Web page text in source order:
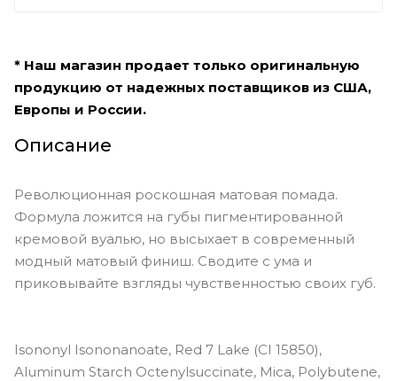
* Наш магазин продает только оригинальную
продукцию от надежных поставщиков из США,
Европы и России.
Описание
Революционная роскошная матовая помада.
Формула ложится на губы пигментированной
кремовой вуалью, но высыхает в современный
модный матовый финиш. Сводите с ума и
приковывайте взгляды чувственностью своих губ.
Isononyl Isononanoate, Red 7 Lake (CI 15850),
Aluminum Starch Octenylsuccinate, Mica, Polybutene,